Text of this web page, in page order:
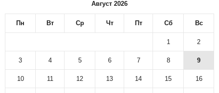
Август 2026
Пн Вт Ср Чт Пт Сб Вс
1 2
3 4 5 6 7 8 9
10 11 12 13 14 15 16